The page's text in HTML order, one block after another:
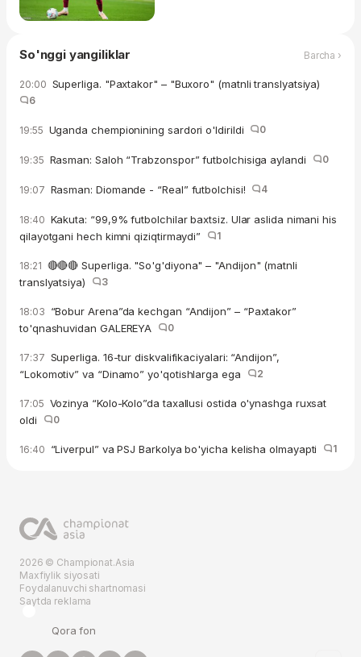
So'nggi yangiliklar Barcha ›
20:00 Superliga. "Paxtakor" – "Buxoro" (matnli translyatsiya)
6
19:55 Uganda chempionining sardori o'ldirildi 0
19:35 Rasman: Saloh “Trabzonspor” futbolchisiga aylandi 0
19:07 Rasman: Diomande - “Real” futbolchisi! 4
18:40 Kakuta: “99,9% futbolchilar baxtsiz. Ular aslida nimani his
qilayotgani hech kimni qiziqtirmaydi”
1
18:21 🔴🔴🔴 Superliga. "So'g'diyona" – "Andijon" (matnli
translyatsiya)
3
18:03 “Bobur Arena”da kechgan “Andijon” – “Paxtakor”
to'qnashuvidan GALEREYA
0
17:37 Superliga. 16-tur diskvalifikaciyalari: “Andijon”,
“Lokomotiv” va “Dinamo” yo'qotishlarga ega
2
17:05 Vozinya “Kolo-Kolo”da taxallusi ostida o'ynashga ruxsat
oldi
0
16:40 “Liverpul” va PSJ Barkolya bo'yicha kelisha olmayapti 1
2026 © Championat.Asia
Maxfiylik siyosati
Foydalanuvchi shartnomasi
Saytda reklama
Qora fon